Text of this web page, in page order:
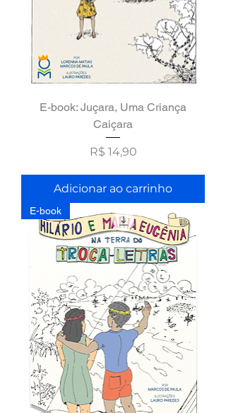
E-book: Juçara, Uma Criança
Caiçara
Preço
R$ 14,90
Adicionar ao carrinho
E-book